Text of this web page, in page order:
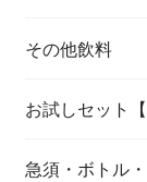
その他飲料
お試しセット【
急須・ボトル